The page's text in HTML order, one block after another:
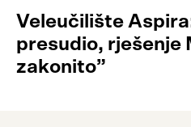
Veleučilište
presudio, rješenje
zakonito”